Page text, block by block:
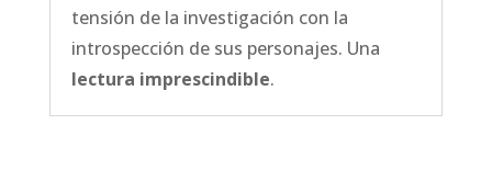
tensión de la investigación con la
introspección de sus personajes. Una
lectura imprescindible.